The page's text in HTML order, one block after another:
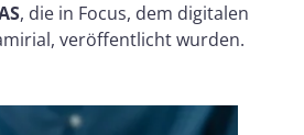
, die in Focus, dem digitalen
veröffentlicht wurden.